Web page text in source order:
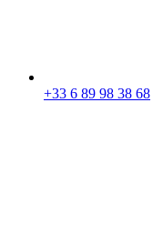
+33 6 89 98 38 68